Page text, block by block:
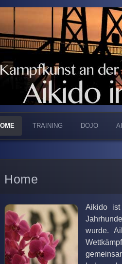
Aikido in
Kampfkunst an der Jade
TRAINING DOJO
Home
Aikido
wurde.